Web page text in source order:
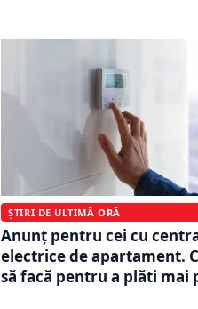
ȘTIRI DE ULTIMĂ ORĂ
Anunț pentru cei cu
electrice de apartament.
să facă pentru a plăti mai